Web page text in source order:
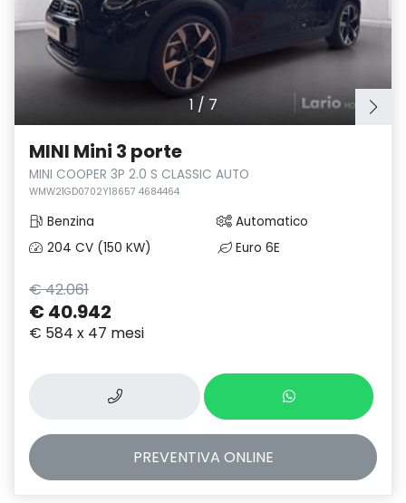
1 / 7
MINI Mini 3 porte
MINI COOPER 3P 2.0 S CLASSIC AUTO
WMW21GD0702Y18657 4684464
Benzina
Automatico
204 CV (150 KW)
Euro 6E
€ 42.061
€ 40.942
€ 584 x 47 mesi
PREVENTIVA ONLINE